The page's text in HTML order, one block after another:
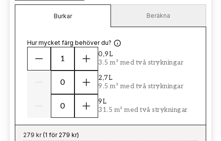
Burkar Beräkna
Hur mycket färg behöver du?
0,9L
3.5 m² med två strykningar
2,7L
9.5 m² med två strykningar
9L
31.5 m² med två strykningar
279 kr(1 för 279 kr)